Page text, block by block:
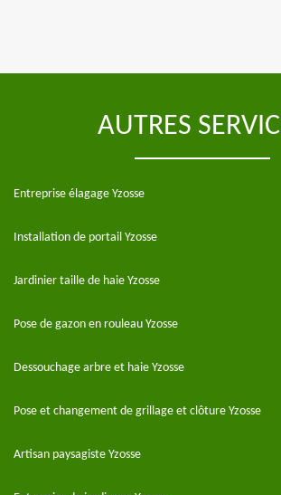
AUTRES
Entreprise élagage Yzosse
Installation de portail Yzosse
Jardinier taille de haie Yzosse
Pose de gazon en rouleau Yzosse
Dessouchage arbre et haie Yzosse
Pose et changement de grillage et clôture Yzosse
Artisan paysagiste Yzosse